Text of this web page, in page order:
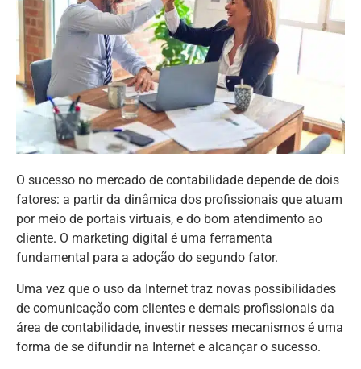
O sucesso no mercado de contabilidade depende de dois
fatores: a partir da dinâmica dos profissionais que atuam
por meio de portais virtuais, e do bom atendimento ao
cliente. O marketing digital é uma ferramenta
fundamental para a adoção do segundo fator.
Uma vez que o uso da Internet traz novas possibilidades
de comunicação com clientes e demais profissionais da
área de contabilidade, investir nesses mecanismos é uma
forma de se difundir na Internet e alcançar o sucesso.